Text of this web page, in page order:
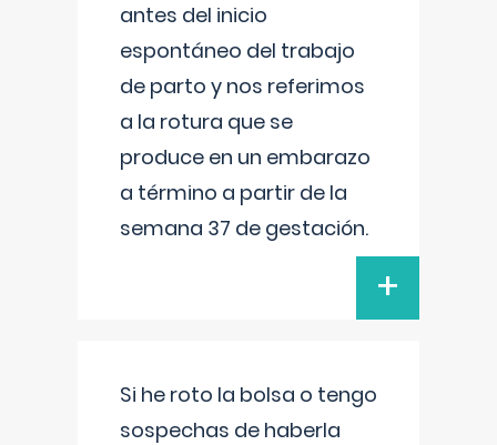
antes del inicio
espontáneo del trabajo
de parto y nos referimos
a la rotura que se
produce en un embarazo
a término a partir de la
semana 37 de gestación.
+
Si he roto la bolsa o tengo
sospechas de haberla